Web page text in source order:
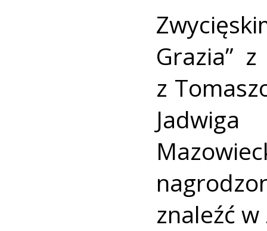
Grazia”
z
znaleźć